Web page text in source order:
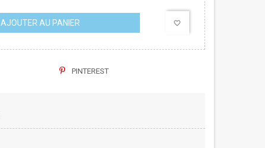
AJOUTER AU PANIER favorite_border
PINTEREST